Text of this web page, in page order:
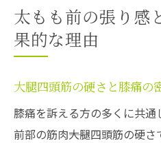
太もも前の張り感
果的な理由
大腿四頭筋の硬さと膝痛の
膝痛を訴える方の多くに共
前部の筋肉――大腿四頭筋の硬